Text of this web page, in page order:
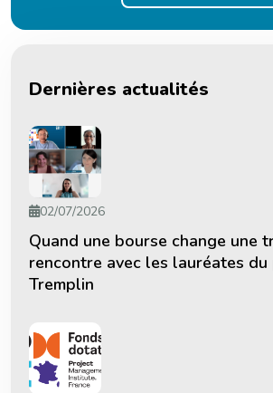
Dernières actualités
02/07/2026
Quand une bourse change une
rencontre avec les lauréates du
Tremplin